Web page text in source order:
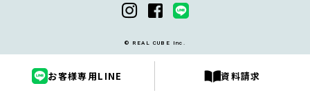
© REAL CUBE Inc.
お客様専用LINE 資料請求